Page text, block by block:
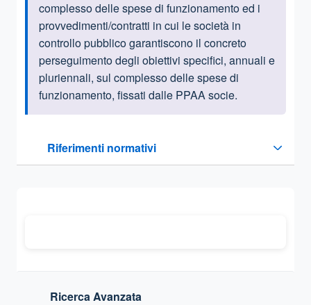
complesso delle spese di funzionamento ed i
provvedimenti/contratti in cui le società in
controllo pubblico garantiscono il concreto
perseguimento degli obiettivi specifici, annuali e
pluriennali, sul complesso delle spese di
funzionamento, fissati dalle PPAA socie.
Riferimenti normativi
Sezione compressa
Ricerca Avanzata